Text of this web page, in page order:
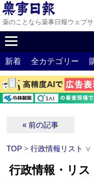
薬のことなら薬事日報ウェブサ
新着 全カテゴリー
« 前の記事
TOP >行政情報リスト ∨
行政情報・リ